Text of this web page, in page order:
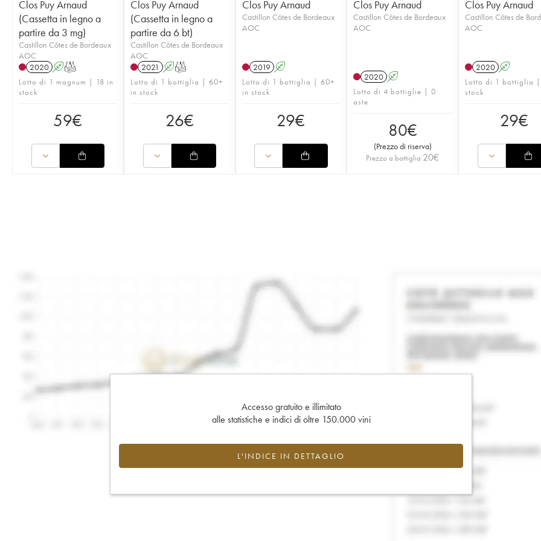
Clos Puy Arnaud
(Cassetta in legno a
partire da 3 mg)
Castillon Côtes de Bordeaux
AOC
2020 AT
Lotto di 1 magnum | 18 in
stock
59€
Clos Puy Arnaud
(Cassetta in legno a
partire da 6 bt)
Castillon Côtes de Bordeaux
AOC
2021 AT
Lotto di 1 bottiglia | 60+
in stock
26€
Clos Puy Arnaud
Castillon Côtes de Bordeaux
AOC
2019 A
Lotto di 1 bottiglia | 60+
in stock
29€
Clos Puy Arnaud
Castillon Côtes de Bordeaux
AOC
2020 A
Lotto di 4 bottiglie | 0
aste
80€
(Prezzo di riserva)
Prezzo a bottiglia 20€
Clos Puy Arnaud
Castillon Côtes de
AOC
2020 A
Lotto di 1 bottiglia
stock
29€
Accesso gratuito e illimitato
alle statistiche e indici di oltre 150.000 vini
L'INDICE IN DETTAGLIO